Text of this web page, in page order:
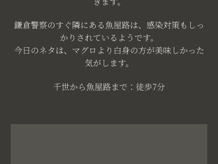
鎌倉警察のすぐ隣にある魚屋路は、感染対策もしっ
かりされているようです。
今日のネタは、マグロより白身の方が美味しかった
気がします。
千世から魚屋路まで：徒歩7分